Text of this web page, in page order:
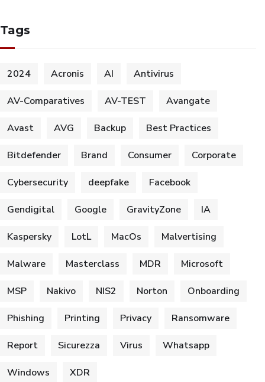
Tags
2024 Acronis AI Antivirus
AV-Comparatives AV-TEST Avangate
Avast AVG Backup Best Practices
Bitdefender Brand Consumer Corporate
Cybersecurity deepfake Facebook
Gendigital Google GravityZone IA
Kaspersky LotL MacOs Malvertising
Malware Masterclass MDR Microsoft
MSP Nakivo NIS2 Norton Onboarding
Phishing Printing Privacy Ransomware
Report Sicurezza Virus Whatsapp
Windows XDR